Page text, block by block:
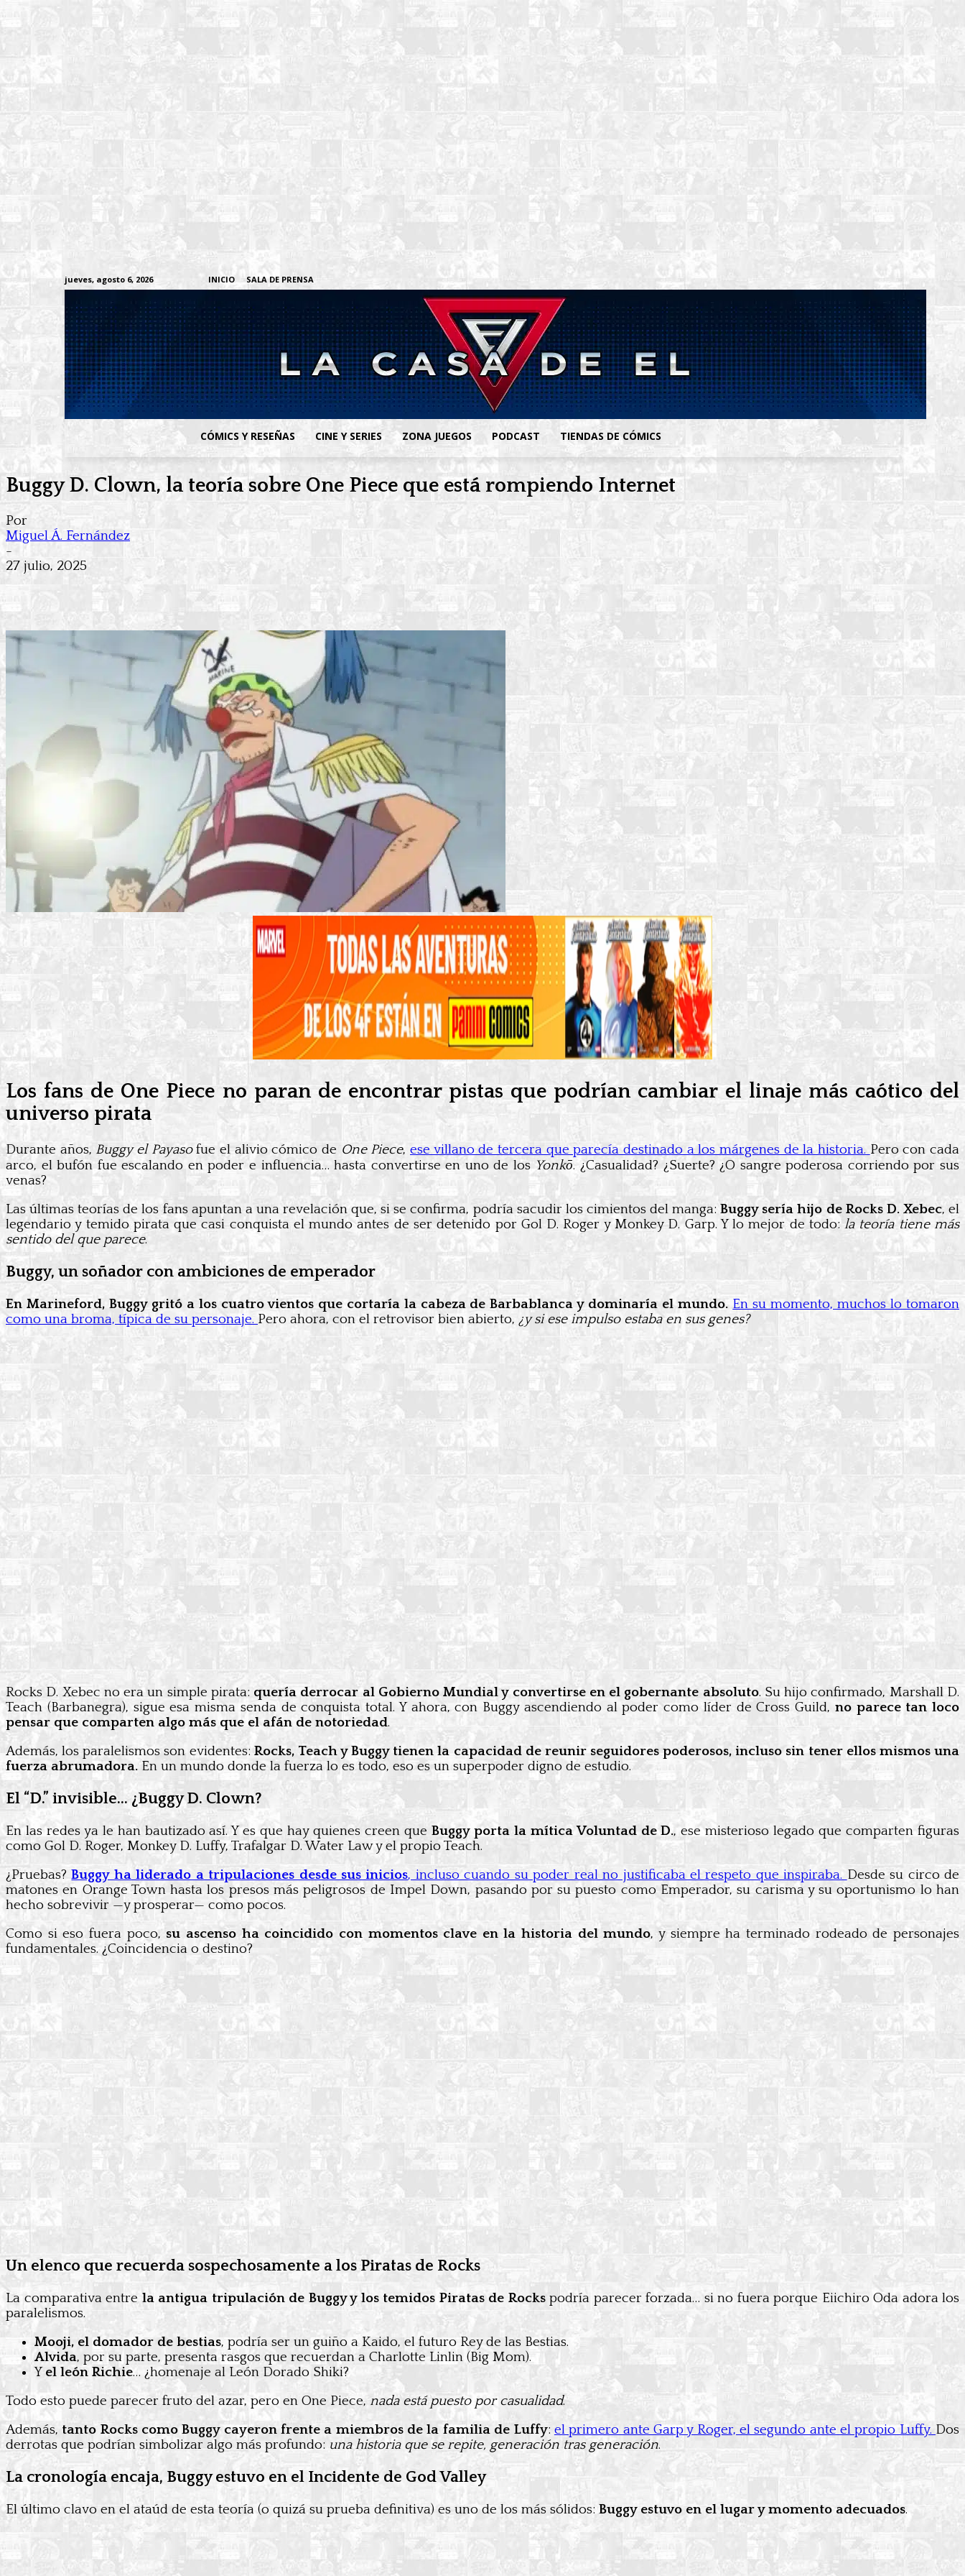
jueves, agosto 6, 2026 INICIO SALA DE PRENSA
CÓMICS Y RESEÑAS CINE Y SERIES ZONA JUEGOS PODCAST TIENDAS DE CÓMICS
Buggy D. Clown, la teoría sobre One Piece que está rompiendo Internet
Por
Miguel Á. Fernández
-
27 julio, 2025
Los fans de One Piece no paran de encontrar pistas que podrían cambiar el linaje más caótico del
universo pirata
Durante años, Buggy el Payasofue el alivio cómico de One Piece,ese villano de tercera que parecía destinado a los márgenes de la historia. Pero con cada
arco, el bufón fue escalando en poder e influencia… hasta convertirse en uno de los Yonkō. ¿Casualidad? ¿Suerte? ¿O sangre poderosa corriendo por sus
venas?
Las últimas teorías de los fans apuntan a una revelación que, si se confirma, podría sacudir los cimientos del manga:Buggy sería hijo de Rocks D. Xebec, el
legendario y temido pirata que casi conquista el mundo antes de ser detenido por Gol D. Roger y Monkey D. Garp. Y lo mejor de todo:la teoría tiene más
sentido del que parece.
Buggy, un soñador con ambiciones de emperador
En Marineford, Buggy gritó a los cuatro vientos que cortaría la cabeza de Barbablanca y dominaría el mundo. En su momento, muchos lo tomaron
como una broma, típica de su personaje. Pero ahora, con el retrovisor bien abierto, ¿y si ese impulso estaba en sus genes?
Rocks D. Xebec no era un simple pirata: quería derrocar al Gobierno Mundial y convertirse en el gobernante absoluto. Su hijo confirmado, Marshall D.
Teach (Barbanegra), sigue esa misma senda de conquista total. Y ahora, con Buggy ascendiendo al poder como líder de Cross Guild, no parece tan loco
pensar que comparten algo más que el afán de notoriedad.
Además, los paralelismos son evidentes: Rocks, Teach y Buggy tienen la capacidad de reunir seguidores poderosos, incluso sin tener ellos mismos una
fuerza abrumadora. En un mundo donde la fuerza lo es todo, eso es un superpoder digno de estudio.
El “D.” invisible… ¿Buggy D. Clown?
En las redes ya le han bautizado así. Y es que hay quienes creen que Buggy porta la mítica Voluntad de D., ese misterioso legado que comparten figuras
como Gol D. Roger, Monkey D. Luffy, Trafalgar D. Water Law y el propio Teach.
¿Pruebas?Buggy ha liderado a tripulaciones desde sus inicios, incluso cuando su poder real no justificaba el respeto que inspiraba. Desde su circo de
matones en Orange Town hasta los presos más peligrosos de Impel Down, pasando por su puesto como Emperador, su carisma y su oportunismo lo han
hecho sobrevivir —y prosperar— como pocos.
Como si eso fuera poco, su ascenso ha coincidido con momentos clave en la historia del mundo, y siempre ha terminado rodeado de personajes
fundamentales. ¿Coincidencia o destino?
Un elenco que recuerda sospechosamente a los Piratas de Rocks
La comparativa entre la antigua tripulación de Buggy y los temidos Piratas de Rockspodría parecer forzada… si no fuera porque Eiichiro Oda adora los
paralelismos.
Mooji, el domador de bestias, podría ser un guiño a Kaido, el futuro Rey de las Bestias.
Alvida, por su parte, presenta rasgos que recuerdan a Charlotte Linlin (Big Mom).
Yel león Richie… ¿homenaje al León Dorado Shiki?
Todo esto puede parecer fruto del azar, pero en One Piece,nada está puesto por casualidad.
Además, tanto Rocks como Buggy cayeron frente a miembros de la familia de Luffy: el primero ante Garp y Roger, el segundo ante el propio Luffy. Dos
derrotas que podrían simbolizar algo más profundo: una historia que se repite, generación tras generación.
La cronología encaja, Buggy estuvo en el Incidente de God Valley
El último clavo en el ataúd de esta teoría (o quizá su prueba definitiva) es uno de los más sólidos: Buggy estuvo en el lugar y momento adecuados.